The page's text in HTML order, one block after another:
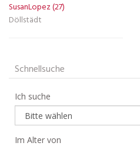
SusanLopez (27)
Döllstädt
Schnellsuche
Ich suche
Im Alter von